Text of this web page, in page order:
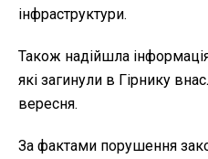
інфраструктури.
Також надійшла
які загинули в Гірнику
вересня.
За фактами порушення